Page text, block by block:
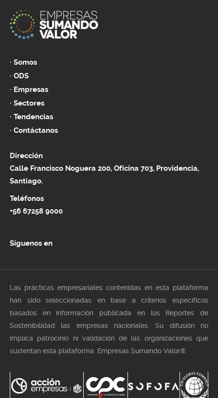
Somos
ODS
Empresas
Sectores
Tendencias
Contáctanos
Dirección
Calle Francisco Noguera 200, Oficina 703, Providencia,
Santiago.
Teléfonos
+56 67258 9000
Síguenos en
Las prácticas empresariales contenidas en esta plataforma
han sido seleccionadas en base a criterios especificos
basados en información publicada en los Reportes de
Sostenibilidad las empresas nacionales. Su difusión no
implica patrocinio ni validación de las organizaciones que
sustentan esta plataforma. Empresas Sumando Valor®